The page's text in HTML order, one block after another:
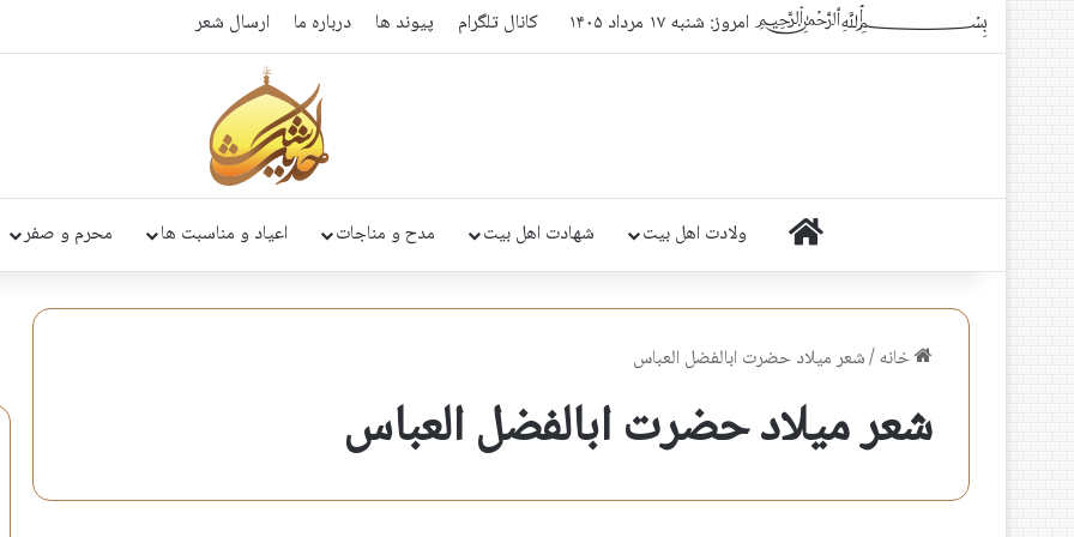
﷽ امروز: شنبه ۱۷ مرداد ۱۴۰۵ کانال تلگرام پیوند ها درباره ما ارسال شعر
خانه ولادت اهل بیت شهادت اهل بیت مدح و مناجات اعیاد و مناسبت ها محرم و صفر
خانه/شعر میلاد حضرت ابالفضل العباس
شعر میلاد حضرت ابالفضل العباس